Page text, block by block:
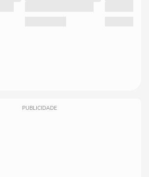
PUBLICIDADE